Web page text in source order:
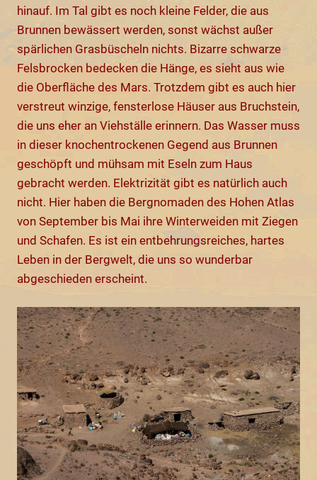
hinauf. Im Tal gibt es noch kleine Felder, die aus
Brunnen bewässert werden, sonst wächst außer
spärlichen Grasbüscheln nichts. Bizarre schwarze
Felsbrocken bedecken die Hänge, es sieht aus wie
die Oberfläche des Mars. Trotzdem gibt es auch hier
verstreut winzige, fensterlose Häuser aus Bruchstein,
die uns eher an Viehställe erinnern. Das Wasser muss
in dieser knochentrockenen Gegend aus Brunnen
geschöpft und mühsam mit Eseln zum Haus
gebracht werden. Elektrizität gibt es natürlich auch
nicht. Hier haben die Bergnomaden des Hohen Atlas
von September bis Mai ihre Winterweiden mit Ziegen
und Schafen. Es ist ein entbehrungsreiches, hartes
Leben in der Bergwelt, die uns so wunderbar
abgeschieden erscheint.